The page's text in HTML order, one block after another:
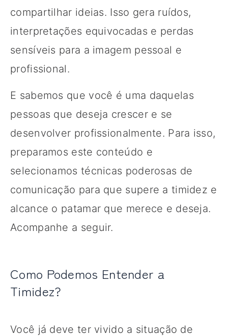
compartilhar ideias. Isso gera ruídos,
interpretações equivocadas e perdas
sensíveis para a imagem pessoal e
profissional.
E sabemos que você é uma daquelas
pessoas que deseja crescer e se
desenvolver profissionalmente. Para isso,
preparamos este conteúdo e
selecionamos técnicas poderosas de
comunicação para que supere a timidez e
alcance o patamar que merece e deseja.
Acompanhe a seguir.
Como Podemos Entender a
Timidez?
Você já deve ter vivido a situação de